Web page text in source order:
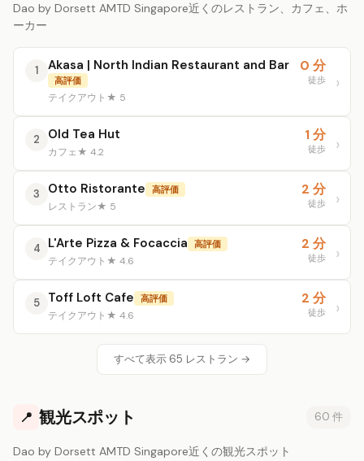
Dao by Dorsett AMTD Singapore近くのレストラン、カフェ、ホ
ーカー
1 Akasa | North Indian Restaurant and Bar
高評価
テイクアウト ★ 5
0 分
徒歩
2 Old Tea Hut
カフェ★ 4.2
1 分
徒歩
3 Otto Ristorante 高評価
レストラン★ 5
2 分
徒歩
4 L'Arte Pizza & Focaccia 高評価
テイクアウト ★ 4.6
2 分
徒歩
5 Toff Loft Cafe 高評価
テイクアウト ★ 4.6
2 分
徒歩
すべて表示 65 レストラン →
📍 観光スポット 60 件
Dao by Dorsett AMTD Singapore近くの観光スポット